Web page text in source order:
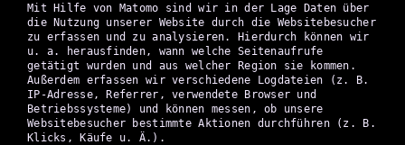
Mit Hilfe von Matomo sind wir in der Lage Daten über
die Nutzung unserer Website durch die Websitebesucher
zu erfassen und zu analysieren. Hierdurch können wir
u. a. herausfinden, wann welche Seitenaufrufe
getätigt wurden und aus welcher Region sie kommen.
Außerdem erfassen wir verschiedene Logdateien (z. B.
IP-Adresse, Referrer, verwendete Browser und
Betriebssysteme) und können messen, ob unsere
Websitebesucher bestimmte Aktionen durchführen (z. B.
Klicks, Käufe u. Ä.).